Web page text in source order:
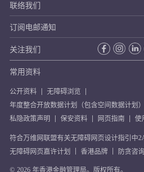
联络我们
订阅电邮通知
关注我们
常用资料
公开资料
无障碍浏览
年度整合开放数据计划（包含空间数据计划）
私隐政策声明
保安资料 网页指南 使
符合万维网联盟有关无障碍网页设计指引中
无障碍网页嘉许计划
香港品牌 防贪咨
© 2026 年香港金融管理局。版权所有。